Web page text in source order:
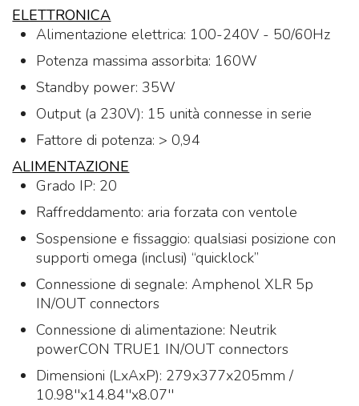
ELETTRONICA
Alimentazione elettrica: 100-240V - 50/60Hz
Potenza massima assorbita: 160W
Standby power: 35W
Output (a 230V): 15 unità connesse in serie
Fattore di potenza: > 0,94
ALIMENTAZIONE
Grado IP: 20
Raffreddamento: aria forzata con ventole
Sospensione e fissaggio: qualsiasi posizione con
supporti omega (inclusi) “quicklock”
Connessione di segnale: Amphenol XLR 5p
IN/OUT connectors
Connessione di alimentazione: Neutrik
powerCON TRUE1 IN/OUT connectors
Dimensioni (LxAxP): 279x377x205mm /
10.98''x14.84''x8.07''